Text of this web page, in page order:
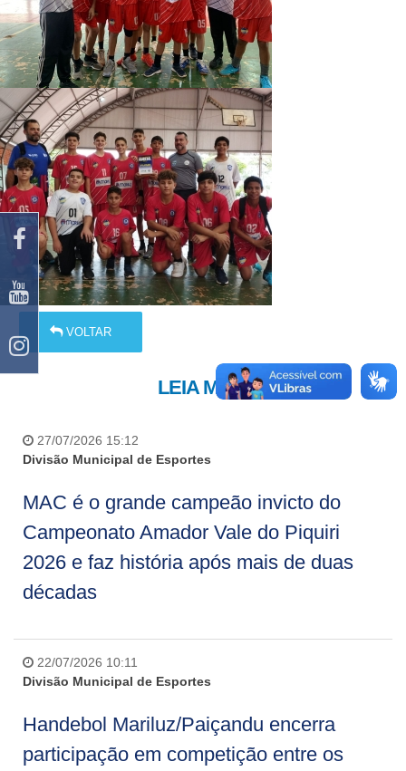
VOLTAR
LEIA MAIS
27/07/2026 15:12
Divisão Municipal de Esportes
MAC é o grande campeão invicto do
Campeonato Amador Vale do Piquiri
2026 e faz história após mais de duas
décadas
22/07/2026 10:11
Divisão Municipal de Esportes
Handebol Mariluz/Paiçandu encerra
participação em competição entre os